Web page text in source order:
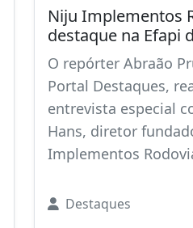
Niju Implementos
destaque na Efapi
O repórter Abraão
Portal Destaques,
entrevista especial
Hans, diretor
Implementos
Destaques